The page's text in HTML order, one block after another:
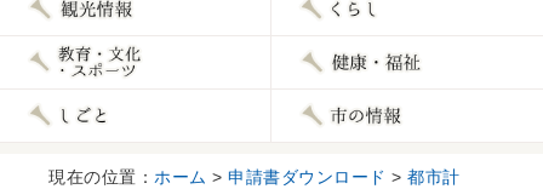
現在の位置： ホーム > 申請書ダウンロード > 都市計